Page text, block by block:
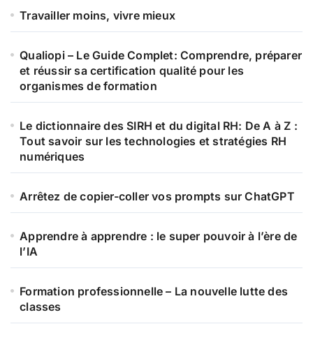
Travailler moins, vivre mieux
Qualiopi – Le Guide Complet: Comprendre, préparer
et réussir sa certification qualité pour les
organismes de formation
Le dictionnaire des SIRH et du digital RH: De A à Z :
Tout savoir sur les technologies et stratégies RH
numériques
Arrêtez de copier-coller vos prompts sur ChatGPT
Apprendre à apprendre : le super pouvoir à l’ère de
l’IA
Formation professionnelle – La nouvelle lutte des
classes